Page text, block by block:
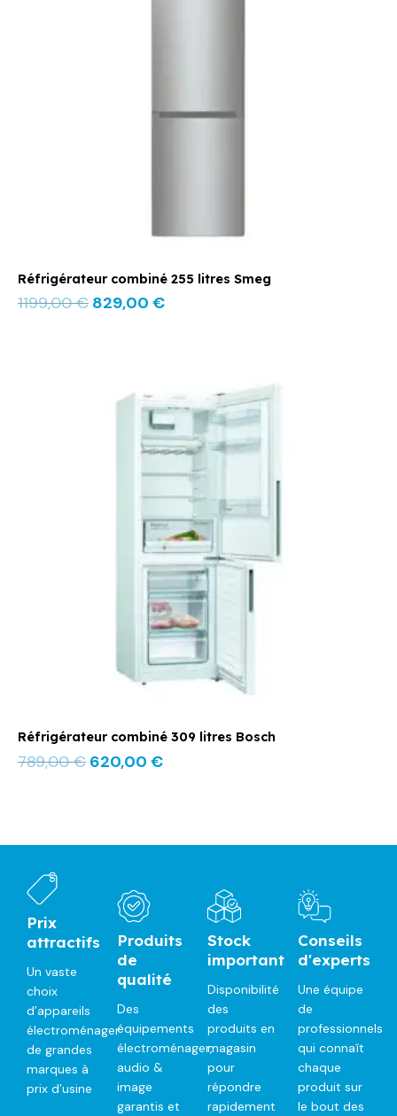
Réfrigérateur combiné 255 litres Smeg
1199,00€ 829,00 €
Réfrigérateur combiné 309 litres Bosch
789,00€
initial
789,00 €.
620,00 €
actuel
est :
620,00 €.
Prix
attractifs
Un vaste
choix
d’appareils
électroménager
de grandes
marques à
prix d’usine
Produits
de
qualité
Des
équipements
électroménager,
audio &
image
garantis et
Stock
important
Disponibilité
des
produits en
magasin
pour
répondre
rapidement
Conseils
d'experts
Une équipe
de
professionnels
qui connaît
chaque
produit sur
le bout des